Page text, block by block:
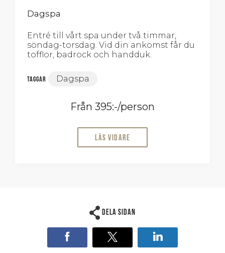
Dagspa
Entré till vårt spa under två timmar,
söndag-torsdag. Vid din ankomst får du
tofflor, badrock och handduk.
Taggar Dagspa
Från 395:-/person
Läs vidare
Dela sidan